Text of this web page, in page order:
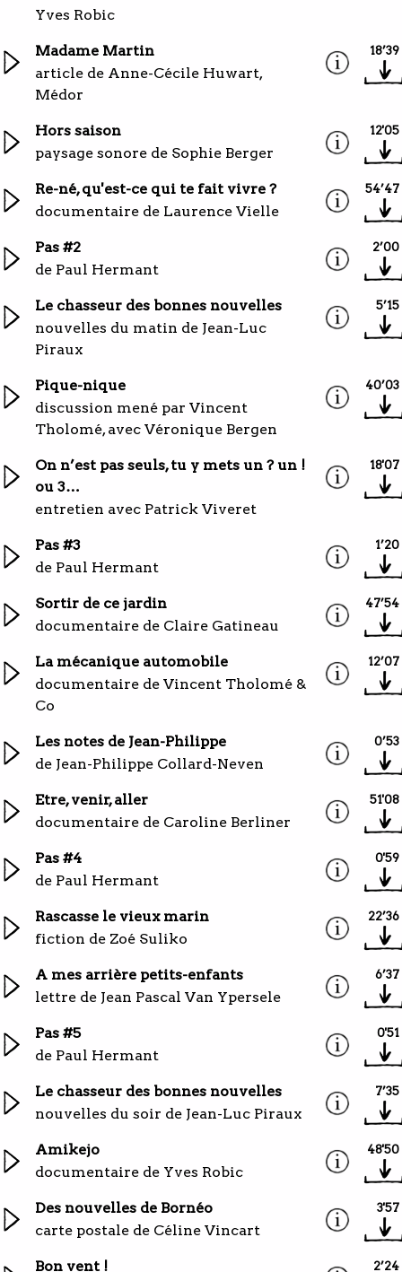
Yves Robic
Madame Martin
article de Anne-Cécile Huwart,
Médor
18’39
Hors saison
paysage sonore de Sophie Berger
12'05
Re-né, qu'est-ce qui te fait vivre ?
documentaire de Laurence Vielle
54’47
Pas #2
de Paul Hermant
2’00
Le chasseur des bonnes nouvelles
nouvelles du matin de Jean-Luc
Piraux
5’15
Pique-nique
discussion mené par Vincent
Tholomé, avec Véronique Bergen
40’03
On n’est pas seuls, tu y mets un ? un !
ou 3…
entretien avec Patrick Viveret
18'07
Pas #3
de Paul Hermant
1’20
Sortir de ce jardin
documentaire de Claire Gatineau
47’54
La mécanique automobile
documentaire de Vincent Tholomé &
Co
12’07
Les notes de Jean-Philippe
de Jean-Philippe Collard-Neven
0’53
Etre, venir, aller
documentaire de Caroline Berliner
51'08
Pas #4
de Paul Hermant
0'59
Rascasse le vieux marin
fiction de Zoé Suliko
22’36
A mes arrière petits-enfants
lettre de Jean Pascal Van Ypersele
6’37
Pas #5
de Paul Hermant
0'51
Le chasseur des bonnes nouvelles
nouvelles du soir de Jean-Luc Piraux
7’35
Amikejo
documentaire de Yves Robic
48'50
Des nouvelles de Bornéo
carte postale de Céline Vincart
3'57
Bon vent ! 2’24